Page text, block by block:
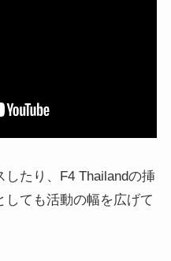
たり、F4 Thailandの挿
しても活動の幅を広げて